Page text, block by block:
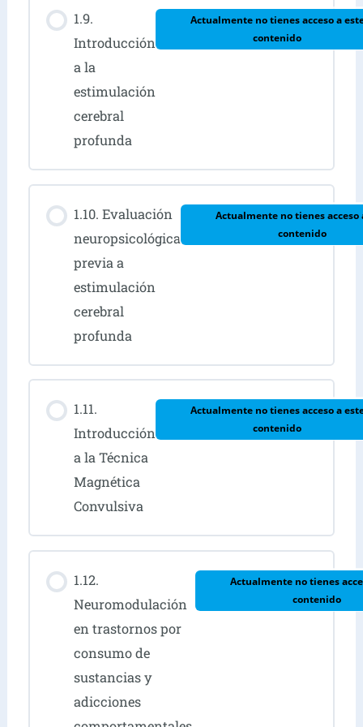
1.9.
Introducción
a la
estimulación
cerebral
profunda
Actualmente no tienes acceso a
contenido
1.10. Evaluación
neuropsicológica
previa a
estimulación
cerebral
profunda
Actualmente no tienes acceso
contenido
1.11.
Introducción
a la Técnica
Magnética
Convulsiva
Actualmente no tienes acceso a
contenido
1.12.
Neuromodulación
en trastornos por
consumo de
sustancias y
adicciones
Actualmente no tienes
contenido